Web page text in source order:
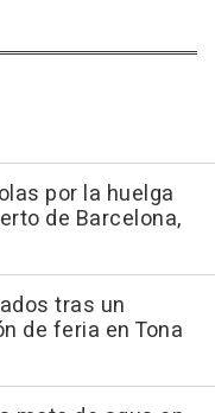
por la huelga
de Barcelona,
tras un
de feria en Tona